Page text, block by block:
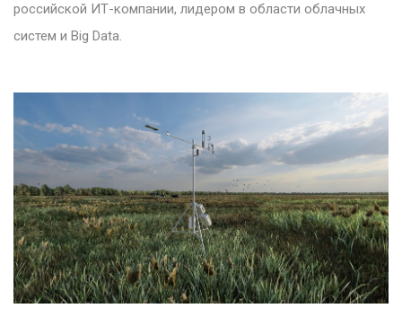
российской ИТ-компании, лидером в области облачных
систем и Big Data.